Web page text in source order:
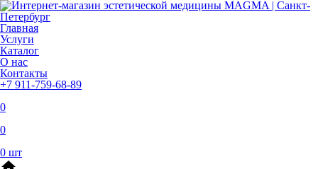
Главная
Услуги
Каталог
О нас
Контакты
+7 911-759-68-89
0
0
0 шт